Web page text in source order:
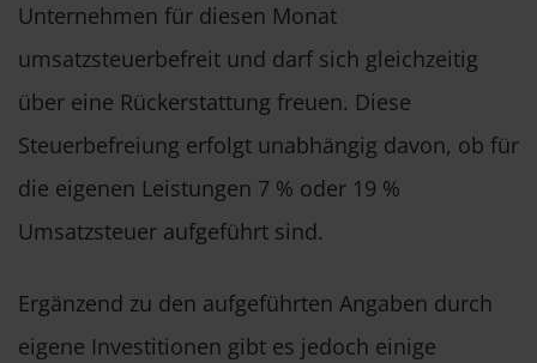
Unternehmen für diesen Monat
umsatzsteuerbefreit und darf sich gleichzeitig
über eine Rückerstattung freuen. Diese
Steuerbefreiung erfolgt unabhängig davon, ob für
die eigenen Leistungen 7 % oder 19 %
Umsatzsteuer aufgeführt sind.
Ergänzend zu den aufgeführten Angaben durch
eigene Investitionen gibt es jedoch einige